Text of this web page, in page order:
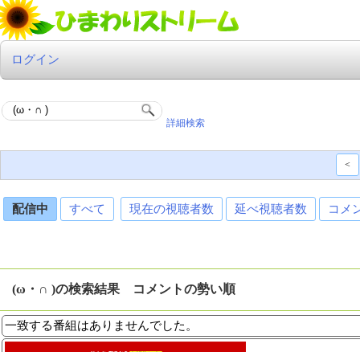
ログイン
詳細検索
<
配信中 すべて 現在の視聴者数 延べ視聴者数 コメ
(ω・∩ )の検索結果 コメントの勢い順
一致する番組はありませんでした。